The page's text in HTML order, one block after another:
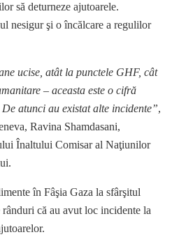
să deturneze ajutoarele.
nesigur şi o încălcare a regulilor
ucise, atât la punctele GHF, cât
– aceasta este o cifră
atunci au existat alte incidente”,
Ravina Shamdasani,
Înaltului Comisar al Naţiunilor
în Fâşia Gaza la sfârşitul
că au avut loc incidente la